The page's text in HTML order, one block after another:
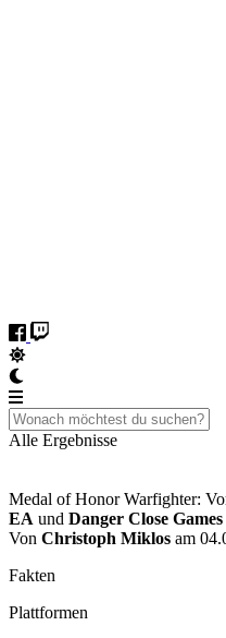
Alle Ergebnisse
Medal of Honor Warfighter:
EA und Danger Close Games
Von Christoph Miklos am
Fakten
Plattformen